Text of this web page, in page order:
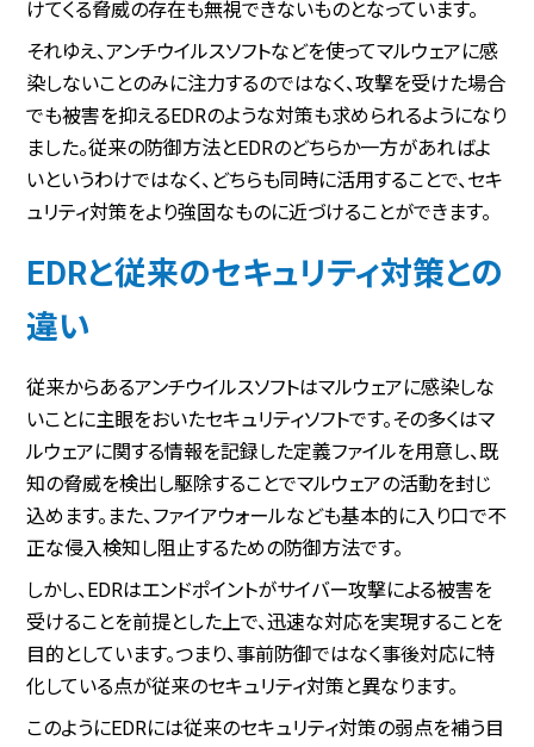
けてくる脅威の存在も無視できないものとなっています。
それゆえ、アンチウイルスソフトなどを使ってマルウェアに感
染しないことのみに注力するのではなく、攻撃を受けた場合
でも被害を抑えるEDRのような対策も求められるようになり
ました。従来の防御方法とEDRのどちらか一方があればよ
いというわけではなく、どちらも同時に活用することで、セキ
ュリティ対策をより強固なものに近づけることができます。
EDRと従来のセキュリティ対策との
違い
従来からあるアンチウイルスソフトはマルウェアに感染しな
いことに主眼をおいたセキュリティソフトです。その多くはマ
ルウェアに関する情報を記録した定義ファイルを用意し、既
知の脅威を検出し駆除することでマルウェアの活動を封じ
込めます。また、ファイアウォールなども基本的に入り口で不
正な侵入検知し阻止するための防御方法です。
しかし、EDRはエンドポイントがサイバー攻撃による被害を
受けることを前提とした上で、迅速な対応を実現することを
目的としています。つまり、事前防御ではなく事後対応に特
化している点が従来のセキュリティ対策と異なります。
このようにEDRには従来のセキュリティ対策の弱点を補う目